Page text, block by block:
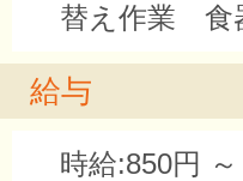
替え作業 食
給与
時給:850円 ～